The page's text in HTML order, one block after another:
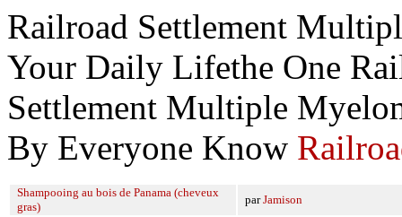
Railroad Settlement
Your Daily Lifethe One
Settlement Multiple
By Everyone Know
Shampooing au bois de Panama (cheveux
gras)
parJamison